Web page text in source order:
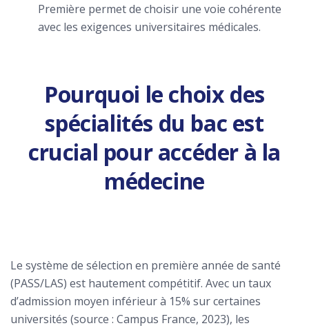
Première permet de choisir une voie cohérente
avec les exigences universitaires médicales.
Pourquoi le choix des
spécialités du bac est
crucial pour accéder à la
médecine
Le système de sélection en première année de santé
(PASS/LAS) est hautement compétitif. Avec un taux
d’admission moyen inférieur à 15% sur certaines
universités (source : Campus France, 2023), les